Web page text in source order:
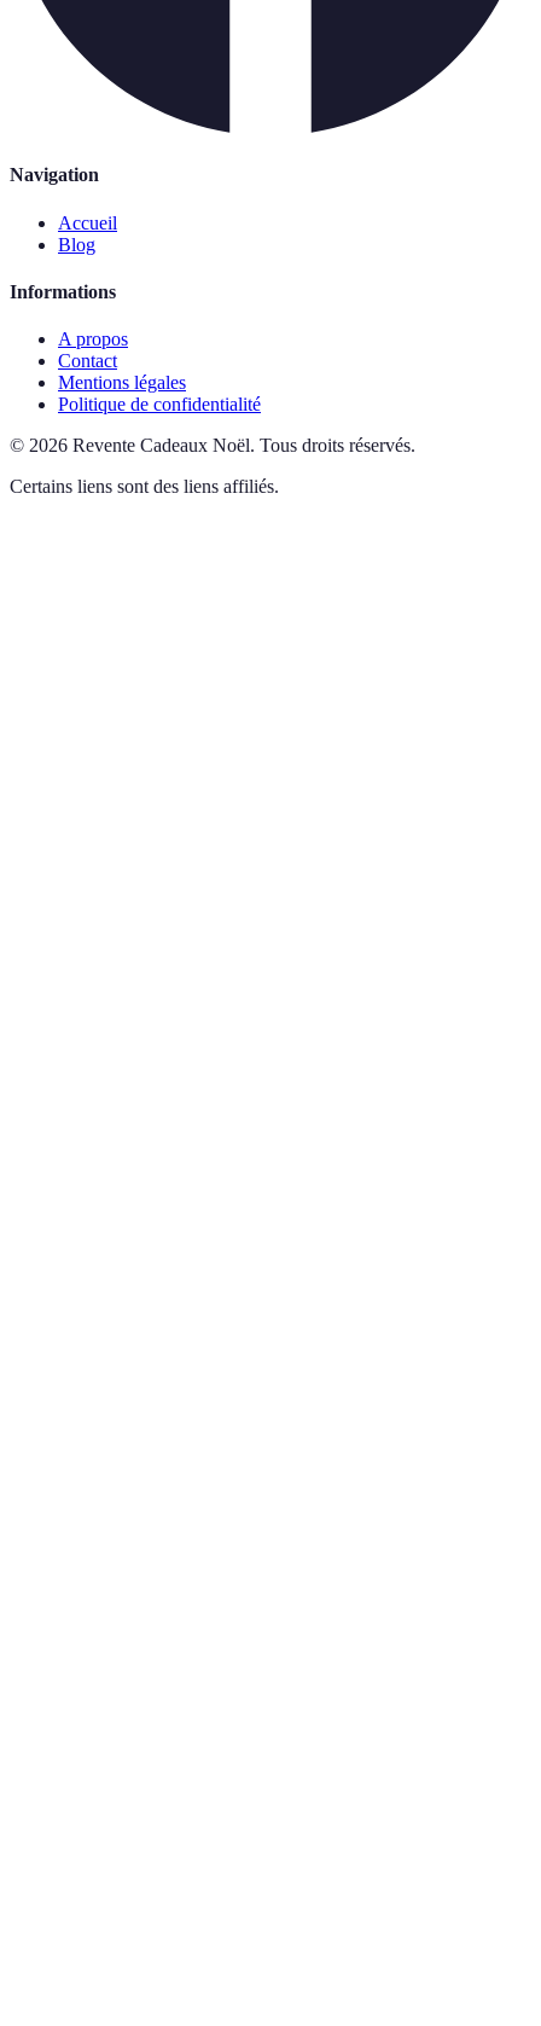
Navigation
Accueil
Blog
Informations
A propos
Contact
Mentions légales
Politique de confidentialité
© 2026 Revente Cadeaux Noël. Tous droits réservés.
Certains liens sont des liens affiliés.